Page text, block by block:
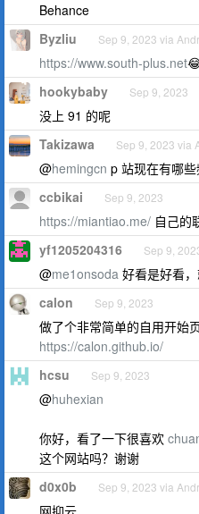
Behance
Byzliu Sep 9, 2023 via
https://www.south-plus.net
hookybaby Sep 9, 2023
没上 91 的呢
Takizawa Sep 9, 2023 via
@hemingcn p 站现在有哪
ccbikai Sep 9, 2023
https://miantiao.me/ 自己的
yf1205204316 Sep 9,
@me1onsoda 好看是好看
calon Sep 9, 2023
做了个非常简单的自用开始
https://calon.github.io/
hcsu Sep 9, 2023
@huhexian
你好，看了一下很喜欢
这个网站吗？谢谢
d0x0b Sep 9, 2023 via
网抑云